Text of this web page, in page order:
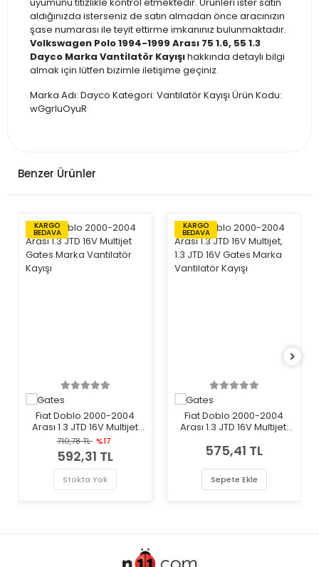
aldığınızda isterseniz de satın almadan önce aracınızın
şase numarası ile teyit ettirme imkanınız bulunmaktadır.
Volkswagen Polo 1994-1999 Arası 75 1.6, 55 1.3
Dayco Marka Vantilatör Kayışıhakkında detaylı bilgi
almak için lütfen bizimle iletişime geçiniz.
Marka Adı: Dayco Kategori: Vantilatör Kayışı Ürün Kodu:
wGgrluOyuR
Benzer Ürünler
KARGO
BEDAVA
Fiat Doblo 2000-2004
Arası 1.3 JTD 16V Multijet
Gates Marka Vantilatör
Kayışı
710,78 TL %17
592,31 TL
Stokta Yok
KARGO
BEDAVA
Fiat Doblo 2000-2004
Arası 1.3 JTD 16V Multijet,
Vantilatör Kayışı
575,41 TL
Sepete Ekle